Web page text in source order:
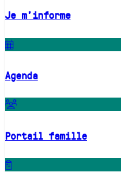
Je m'informe
Agenda
Portail famille